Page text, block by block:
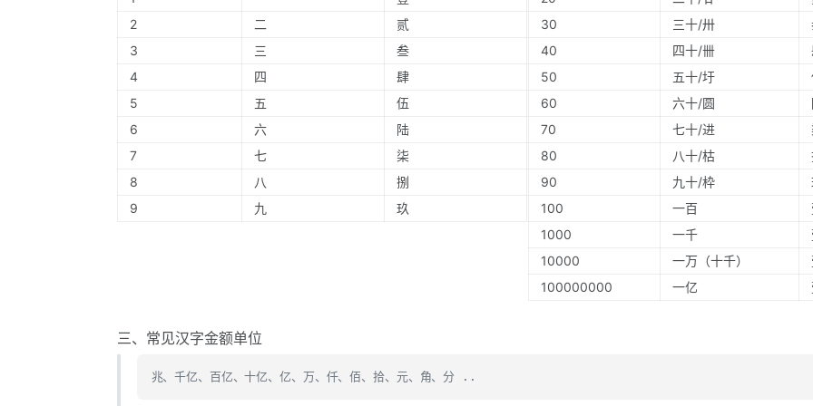
2
二
贰
3
三
叁
4
四
肆
5
五
伍
6
六
陆
7
七
柒
8
八
捌
9
九 玖
30
三十/卅
40
四十/卌
50
五十/圩
60
六十/圆
70
七十/进
80
八十/枯
90
九十/枠
100
一百
1000
一千
10000
一万（十千）
100000000
一亿
三、常见汉字金额单位
兆、千亿、百亿、十亿、亿、万、仟、佰、拾、元、角、分 ..